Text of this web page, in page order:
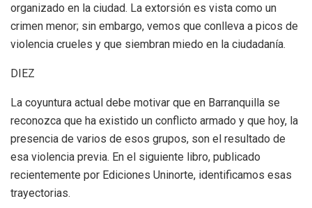
organizado en la ciudad. La extorsión es vista como un
crimen menor; sin embargo, vemos que conlleva a picos de
violencia crueles y que siembran miedo en la ciudadanía.
DIEZ
La coyuntura actual debe motivar que en Barranquilla se
reconozca que ha existido un conflicto armado y que hoy, la
presencia de varios de esos grupos, son el resultado de
esa violencia previa. En el siguiente libro, publicado
recientemente por Ediciones Uninorte, identificamos esas
trayectorias.